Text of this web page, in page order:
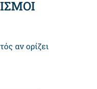
αν ορίζει